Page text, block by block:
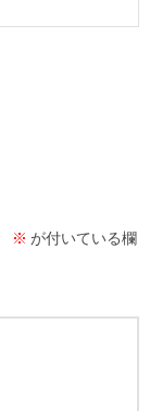
※ が付いている欄